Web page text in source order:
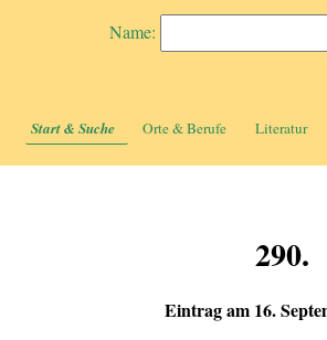
Name:
Start & Suche Orte & Berufe Literatur
290.
Eintrag am 16.